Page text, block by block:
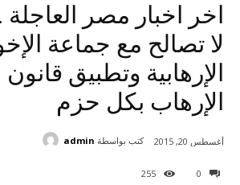
اخر اخبار مصر العاجلة
لا تصالح مع جماعة
الإرهابية وتطبيق
الإرهاب بكل حزم
0
255
أغسطس 20, 2015 كتب بواسطة admin